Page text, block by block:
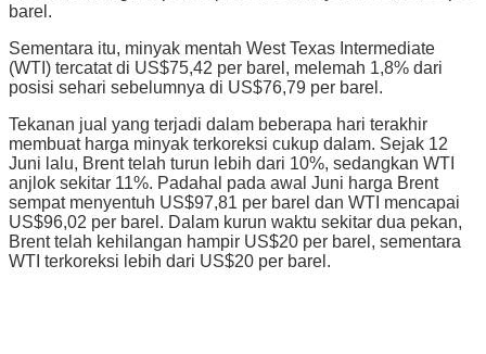
barel.
Sementara itu, minyak mentah West Texas Intermediate
(WTI) tercatat di US$75,42 per barel, melemah 1,8% dari
posisi sehari sebelumnya di US$76,79 per barel.
Tekanan jual yang terjadi dalam beberapa hari terakhir
membuat harga minyak terkoreksi cukup dalam. Sejak 12
Juni lalu, Brent telah turun lebih dari 10%, sedangkan WTI
anjlok sekitar 11%. Padahal pada awal Juni harga Brent
sempat menyentuh US$97,81 per barel dan WTI mencapai
US$96,02 per barel. Dalam kurun waktu sekitar dua pekan,
Brent telah kehilangan hampir US$20 per barel, sementara
WTI terkoreksi lebih dari US$20 per barel.